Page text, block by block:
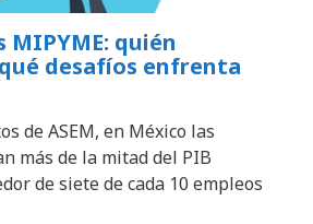
MIPYME: quién
desafíos enfrenta
de ASEM, en México las
más de la mitad del PIB
de siete de cada 10 empleos